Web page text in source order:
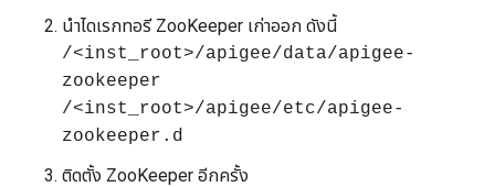
นำไดเรกทอรี ZooKeeper เก่าออก ดังนี้
/<inst_root>/apigee/data/apigee-
zookeeper
/<inst_root>/apigee/etc/apigee-
zookeeper.d
ติดตั้ง ZooKeeper อีกครั้ง